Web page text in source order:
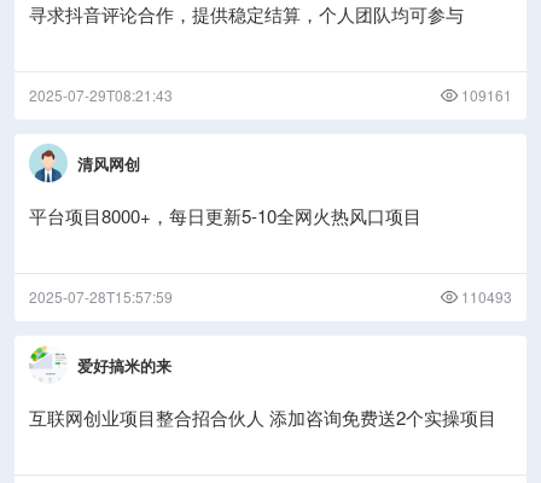
寻求抖音评论合作，提供稳定结算，个人团队均可参与
2025-07-29T08:21:43 109161
清风网创
平台项目8000+，每日更新5-10全网火热风口项目
2025-07-28T15:57:59 110493
爱好搞米的来
互联网创业项目整合招合伙人 添加咨询免费送2个实操项目